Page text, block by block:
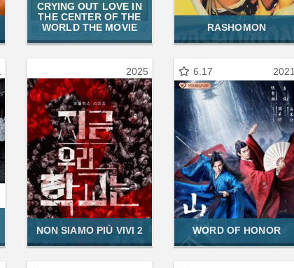
CRYING OUT LOVE IN
THE CENTER OF THE
WORLD THE MOVIE
RASHOMON
2025
NON SIAMO PIÙ VIVI 2
6.17 2021
WORD OF HONOR